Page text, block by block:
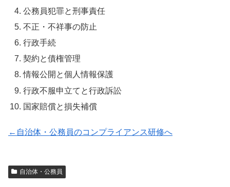
公務員犯罪と刑事責任
不正・不祥事の防止
行政手続
契約と債権管理
情報公開と個人情報保護
行政不服申立てと行政訴訟
国家賠償と損失補償
←自治体・公務員のコンプライアンス研修へ
自治体・公務員